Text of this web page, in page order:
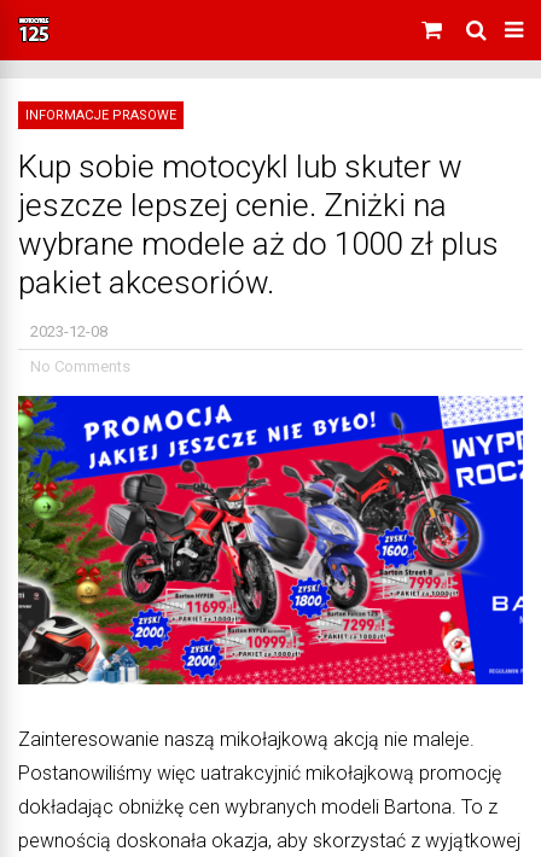
INFORMACJE PRASOWE
Kup sobie motocykl lub skuter w
jeszcze lepszej cenie. Zniżki na
wybrane modele aż do 1000 zł plus
pakiet akcesoriów.
2023-12-08
No Comments
Zainteresowanie naszą mikołajkową akcją nie maleje.
Postanowiliśmy więc uatrakcyjnić mikołajkową promocję
dokładając obniżkę cen wybranych modeli Bartona. To z
pewnością doskonała okazja, aby skorzystać z wyjątkowej